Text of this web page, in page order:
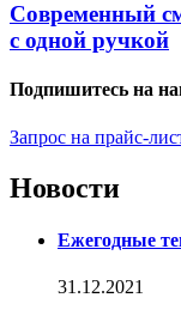
Современный
с одной ручкой
Подпишитесь на
Запрос на прайс-
Новости
Ежегодные
31.12.2021